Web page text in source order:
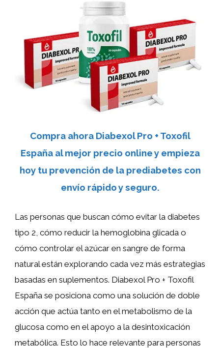
Compra ahora Diabexol Pro + Toxofil
España al mejor precio online y empieza
hoy tu prevención de la prediabetes con
envío rápido y seguro.
Las personas que buscan cómo evitar la diabetes
tipo 2, cómo reducir la hemoglobina glicada o
cómo controlar el azúcar en sangre de forma
natural están explorando cada vez más estrategias
basadas en suplementos. Diabexol Pro + Toxofil
España se posiciona como una solución de doble
acción que actúa tanto en el metabolismo de la
glucosa como en el apoyo a la desintoxicación
metabólica. Esto lo hace relevante para personas